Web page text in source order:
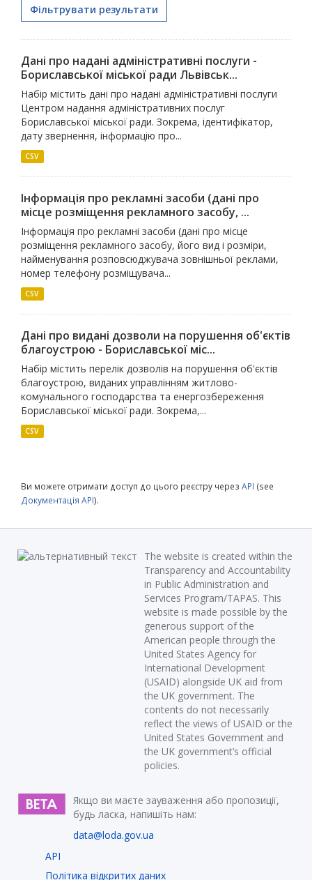
Фільтрувати результати
Дані про надані адміністративні послуги -
Бориславської міської ради Львівськ...
Набір містить дані про надані адміністративні послуги
Центром надання адміністративних послуг
Бориславської міської ради. Зокрема, ідентифікатор,
дату звернення, інформацію про...
CSV
Інформація про рекламні засоби (дані про
місце розміщення рекламного засобу, ...
Інформація про рекламні засоби (дані про місце
розміщення рекламного засобу, його вид і розміри,
найменування розповсюджувача зовнішньої реклами,
номер телефону розміщувача...
CSV
Дані про видані дозволи на порушення об'єктів
благоустрою - Бориславської міс...
Набір містить перелік дозволів на порушення об'єктів
благоустрою, виданих управлінням житлово-
комунального господарства та енергозбереження
Бориславської міської ради. Зокрема,...
CSV
Ви можете отримати доступ до цього реєстру через API (see
Документація API).
The website is created within the
Transparency and Accountability
in Public Administration and
Services Program/TAPAS. This
website is made possible by the
generous support of the
American people through the
United States Agency for
International Development
(USAID) alongside UK aid from
the UK government. The
contents do not necessarily
reflect the views of USAID or the
United States Government and
the UK government’s official
policies.
Якщо ви маєте зауваження або пропозиції,
будь ласка, напишіть нам:
data@loda.gov.ua
API
Політика відкритих даних